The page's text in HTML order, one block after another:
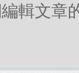
輯文章